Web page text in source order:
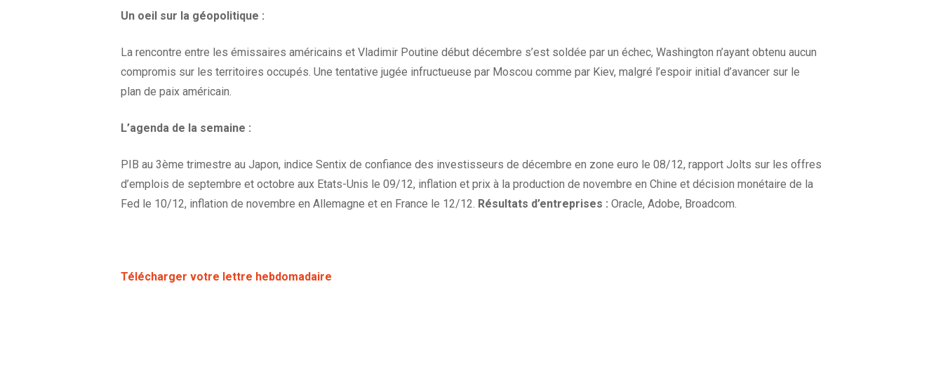
Un oeil sur la géopolitique :
La rencontre entre les émissaires américains et Vladimir Poutine début décembre s’est soldée par un échec, Washington n’ayant obtenu aucun
compromis sur les territoires occupés. Une tentative jugée infructueuse par Moscou comme par Kiev, malgré l’espoir initial d’avancer sur le
plan de paix américain.
L’agenda de la semaine :
PIB au 3ème trimestre au Japon, indice Sentix de confiance des investisseurs de décembre en zone euro le 08/12, rapport Jolts sur les offres
d’emplois de septembre et octobre aux Etats-Unis le 09/12, inflation et prix à la production de novembre en Chine et décision monétaire de la
Fed le 10/12, inflation de novembre en Allemagne et en France le 12/12. Résultats d’entreprises : Oracle, Adobe, Broadcom.
Télécharger votre lettre hebdomadaire